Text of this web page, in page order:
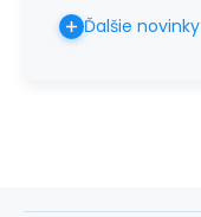
Ďalšie novinky